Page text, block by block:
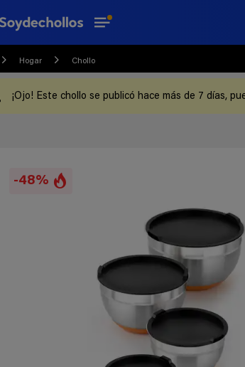
Hogar Chollo
¡Ojo! Este chollo se publicó hace más de 7 días,
-48%